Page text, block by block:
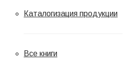
Каталогизация продукции
Все книги